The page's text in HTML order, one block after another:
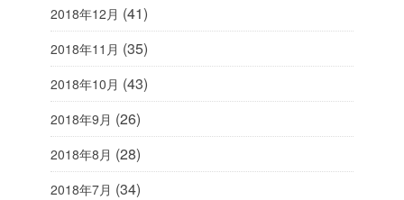
2018年12月 (41)
2018年11月 (35)
2018年10月 (43)
2018年9月 (26)
2018年8月 (28)
2018年7月 (34)